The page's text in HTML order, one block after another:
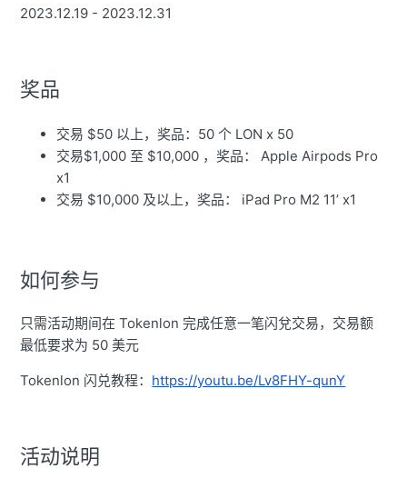
2023.12.19 - 2023.12.31
奖品
交易 $50 以上，奖品：50 个 LON x 50
交易$1,000 至 $10,000 ，奖品： Apple Airpods Pro
x1
交易 $10,000 及以上，奖品： iPad Pro M2 11’ x1
如何参与
只需活动期间在 Tokenlon 完成任意一笔闪兌交易，交易额
最低要求为 50 美元
Tokenlon 闪兑教程： https://youtu.be/Lv8FHY-qunY
活动说明